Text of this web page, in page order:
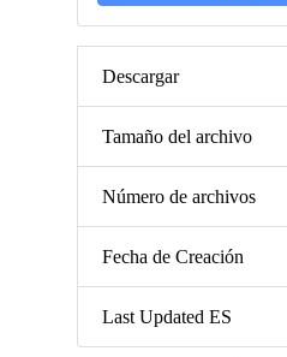
Descargar
Tamaño del archivo
Número de archivos
Fecha de Creación
Last Updated ES